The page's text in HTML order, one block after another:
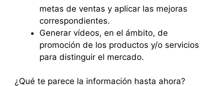
metas de ventas y aplicar las mejoras
correspondientes.
Generar vídeos, en el ámbito, de
promoción de los productos y/o servicios
para distinguir el mercado.
¿Qué te parece la información hasta ahora?